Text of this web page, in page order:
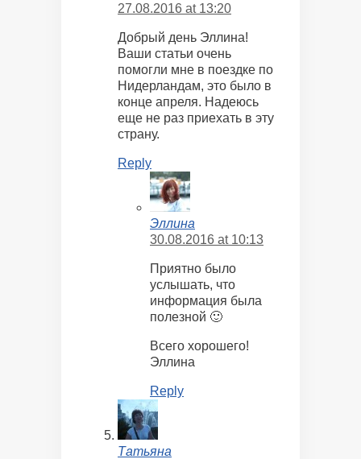
27.08.2016 at 13:20
Добрый день Эллина!
Ваши статьи очень
помогли мне в поездке по
Нидерландам, это было в
конце апреля. Надеюсь
еще не раз приехать в эту
страну.
Reply
Эллина
30.08.2016 at 10:13
Приятно было
услышать, что
информация была
полезной 🙂
Всего хорошего!
Эллина
Reply
Татьяна